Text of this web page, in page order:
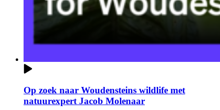
Op zoek naar Woudensteins wildlife met
natuurexpert Jacob Molenaar